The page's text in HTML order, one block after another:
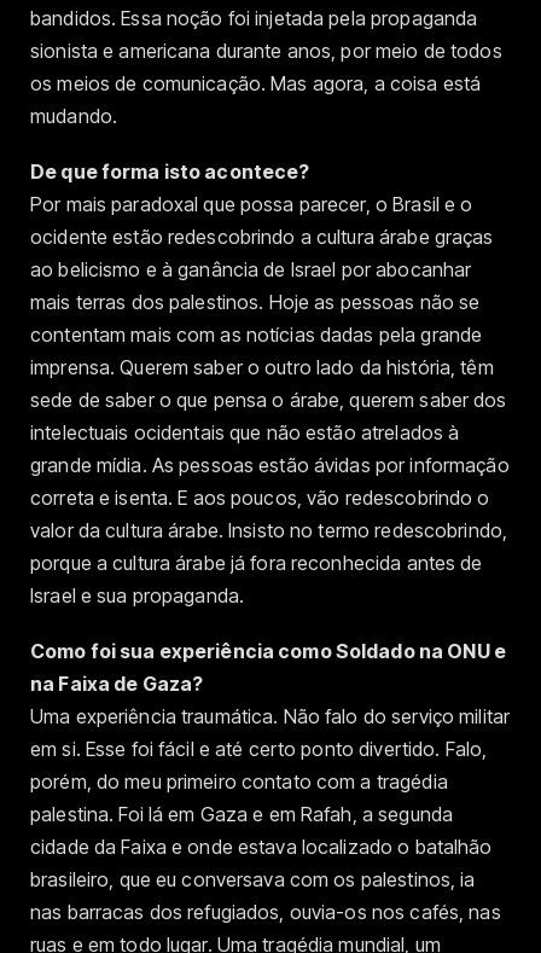
bandidos. Essa noção foi injetada pela propaganda
sionista e americana durante anos, por meio de todos
os meios de comunicação. Mas agora, a coisa está
mudando.
De que forma isto acontece?
Por mais paradoxal que possa parecer, o Brasil e o
ocidente estão redescobrindo a cultura árabe graças
ao belicismo e à ganância de Israel por abocanhar
mais terras dos palestinos. Hoje as pessoas não se
contentam mais com as notícias dadas pela grande
imprensa. Querem saber o outro lado da história, têm
sede de saber o que pensa o árabe, querem saber dos
intelectuais ocidentais que não estão atrelados à
grande mídia. As pessoas estão ávidas por informação
correta e isenta. E aos poucos, vão redescobrindo o
valor da cultura árabe. Insisto no termo redescobrindo,
porque a cultura árabe já fora reconhecida antes de
Israel e sua propaganda.
Como foi sua experiência como Soldado na ONU e
na Faixa de Gaza?
Uma experiência traumática. Não falo do serviço militar
em si. Esse foi fácil e até certo ponto divertido. Falo,
porém, do meu primeiro contato com a tragédia
palestina. Foi lá em Gaza e em Rafah, a segunda
cidade da Faixa e onde estava localizado o batalhão
brasileiro, que eu conversava com os palestinos, ia
nas barracas dos refugiados, ouvia-os nos cafés, nas
ruas e em todo lugar. Uma tragédia mundial, um